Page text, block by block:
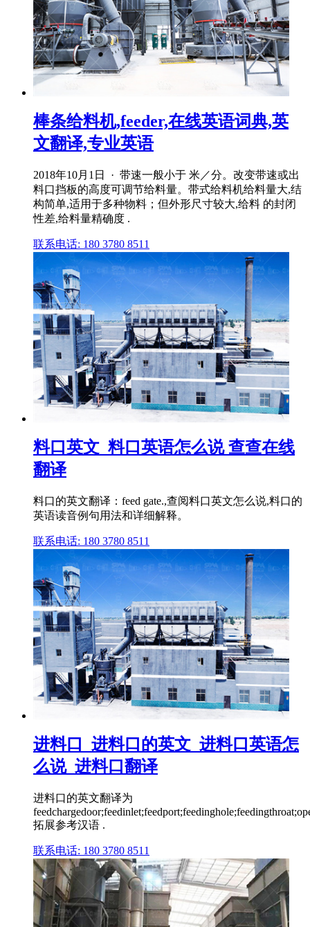
棒条给料机,feeder,在线英语词典,英
文翻译,专业英语
2018年10月1日 · 带速一般小于 米／分。改变带速或出
料口挡板的高度可调节给料量。带式给料机给料量大,结
构简单,适用于多种物料；但外形尺寸较大,给料 的封闭
性差,给料量精确度 .
联系电话: 180 3780 8511
料口英文_料口英语怎么说 查查在线
翻译
料口的英文翻译：feed gate.,查阅料口英文怎么说,料口的
英语读音例句用法和详细解释。
联系电话: 180 3780 8511
进料口_进料口的英文_进料口英语怎
么说_进料口翻译
进料口的英文翻译为
拓展参考汉语 .
联系电话: 180 3780 8511